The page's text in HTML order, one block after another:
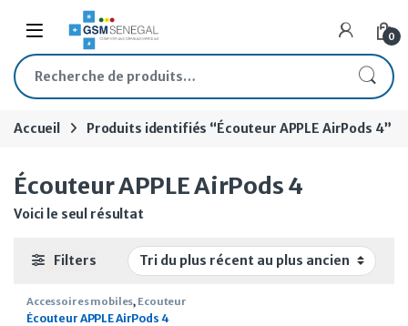
Skip to navigation
Skip to content
Open 0
Recherche pour :
Accueil Produits identifiés “Écouteur APPLE AirPods 4”
Écouteur APPLE AirPods 4
Voici le seul résultat
Filters
Accessoires mobiles, Ecouteur
Écouteur APPLE AirPods 4